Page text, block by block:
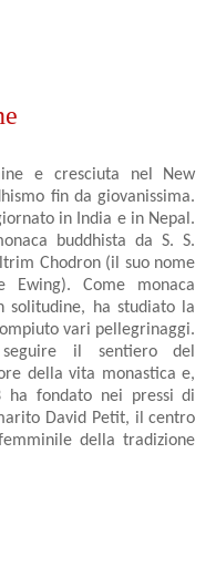
e cresciuta nel New
fin da giovanissima.
in India e in Nepal.
buddhista da S. S.
Chodron (il suo nome
Ewing). Come monaca
solitudine, ha studiato la
vari pellegrinaggi.
seguire il sentiero del
della vita monastica e,
fondato nei pressi di
David Petit, il centro
della tradizione